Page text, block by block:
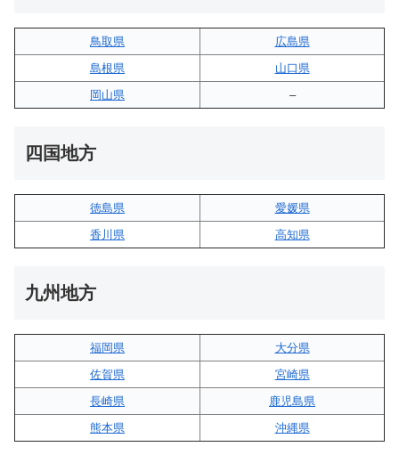
鳥取県
広島県
島根県
山口県
岡山県
–
四国地方
徳島県
愛媛県
香川県
高知県
九州地方
福岡県
大分県
佐賀県
宮崎県
長崎県
鹿児島県
熊本県
沖縄県